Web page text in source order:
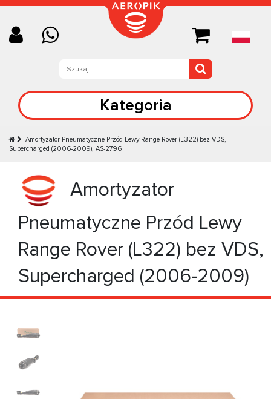
Kategoria
Amortyzator Pneumatyczne Przód Lewy Range Rover (L322) bez VDS,
Supercharged (2006-2009), AS-2796
Amortyzator
Pneumatyczne Przód Lewy
Range Rover (L322) bez VDS,
Supercharged (2006-2009)